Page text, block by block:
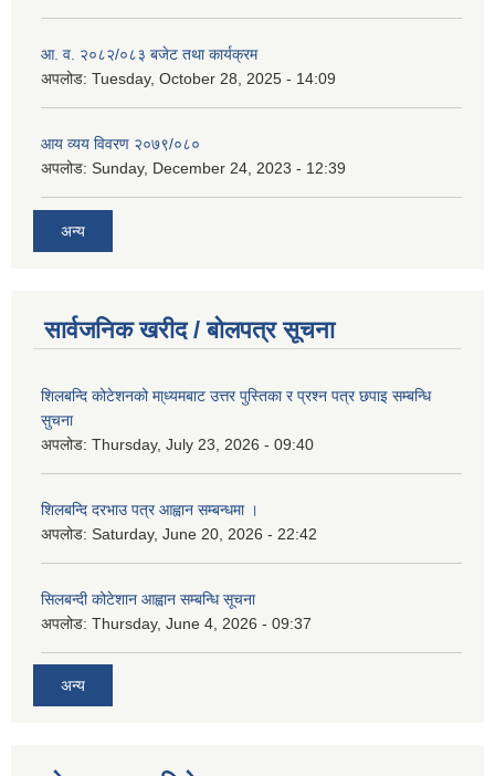
आ. व. २०८२/०८३ बजेट तथा कार्यक्रम
अपलोड: Tuesday, October 28, 2025 - 14:09
आय व्यय विवरण २०७९/०८०
अपलोड: Sunday, December 24, 2023 - 12:39
अन्य
सार्वजनिक खरीद / बोलपत्र सूचना
शिलबन्दि कोटेशनको मा्ध्यमबाट उत्तर पुस्तिका र प्रश्न पत्र छपाइ सम्बन्धि
सुचना
अपलोड: Thursday, July 23, 2026 - 09:40
शिलबन्दि दरभाउ पत्र आह्वान सम्बन्धमा ।
अपलोड: Saturday, June 20, 2026 - 22:42
सिलबन्दी कोटेशान आह्वान सम्बन्धि सूचना
अपलोड: Thursday, June 4, 2026 - 09:37
अन्य